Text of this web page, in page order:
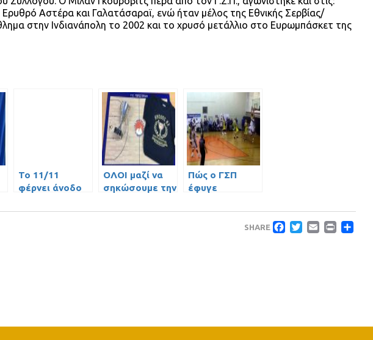
Αστέρα και Γαλατάσαραϊ, ενώ ήταν μέλος της Εθνικής Σερβίας/
στην Ινδιανάπολη το 2002 και το χρυσό μετάλλιο στο Ευρωμπάσκετ της
To 11/11
φέρνει άνοδο
ΟΛΟΙ μαζί να
σηκώσουμε την
Πώς ο ΓΣΠ
έφυγε
τον Πειραιά
SHARE Facebook
Twitter
Email
Print